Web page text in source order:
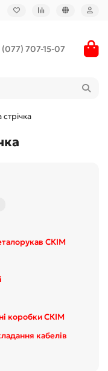
(077) 707-15-07
стрічка
CКІМ
коробки СКІМ
кабелів